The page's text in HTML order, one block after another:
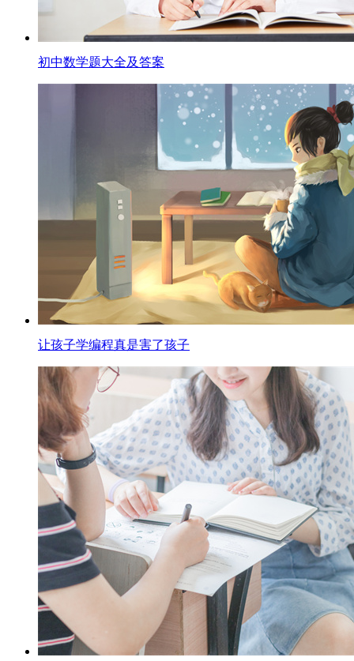
初中数学题大全及答案
让孩子学编程真是害了孩子